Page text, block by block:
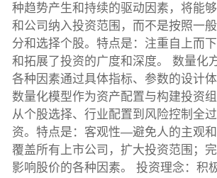
种趋势产生和持续的驱动因素，将能
和公司纳入投资范围，而不是按照一
分和选择个股。特点是：注重自上而
和拓展了投资的广度和深度。 数量化
各种因素通过具体指标、参数的设计
数量化模型作为资产配置与构建投资
从个股选择、行业配置到风险控制全
资。特点是：客观性—避免人的主观
覆盖所有上市公司，扩大投资范围；
影响股价的各种因素。 投资理念：积